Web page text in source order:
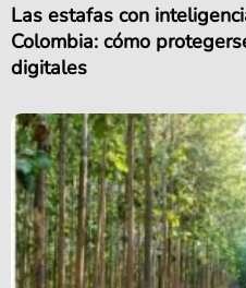
Las estafas con
Colombia: cómo
digitales